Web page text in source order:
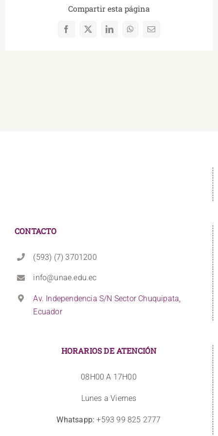
Compartir esta página
Facebook
X LinkedInWhatsAppCorreo
CONTACTO
(593) (7) 3701200
info@unae.edu.ec
Av. Independencia S/N Sector Chuquipata,
Ecuador
HORARIOS DE ATENCIÓN
08H00 A 17H00
Lunes a Viernes
Whatsapp: +593 99 825 2777